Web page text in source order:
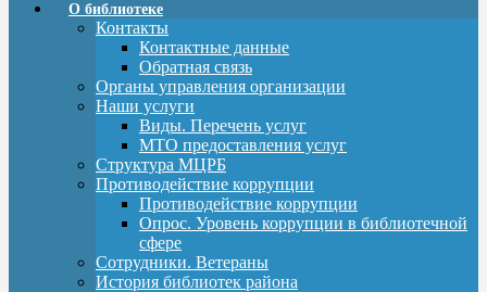
О библиотеке
Контакты
Контактные данные
Обратная связь
Органы управления организации
Наши услуги
Виды. Перечень услуг
МТО предоставления услуг
Структура МЦРБ
Противодействие коррупции
Противодействие коррупции
Опрос. Уровень коррупции в библиотечной
сфере
Сотрудники. Ветераны
История библиотек района